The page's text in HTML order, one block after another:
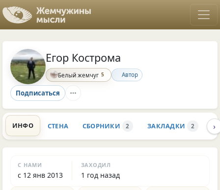
Егор Кострома
Белый жемчуг 5 Автор
Подписаться
ИНФО СТЕНА СБОРНИКИ 2 ЗАКЛАДКИ 2 ›
С НАМИ
с 12 янв 2013
ЗАХОДИЛ
1 год назад